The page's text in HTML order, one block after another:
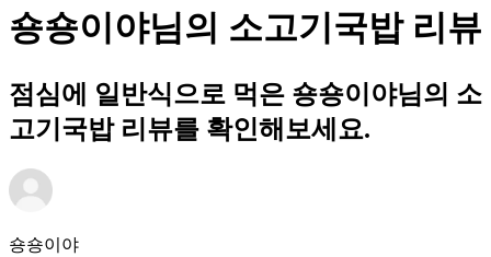
숑숑이야님의 소고기국밥 리뷰
점심에 일반식으로 먹은 숑숑이야님의 소
고기국밥 리뷰를 확인해보세요.
숑숑이야